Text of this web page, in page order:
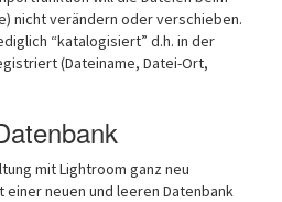
nicht verändern oder verschieben.
“katalogisiert” d.h. in der
(Dateiname, Datei-Ort,
mit Lightroom ganz neu
neuen und leeren Datenbank